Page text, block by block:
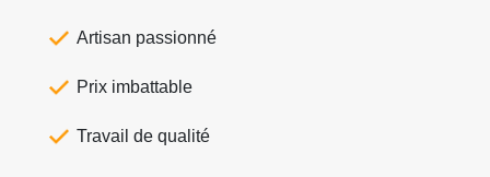
Artisan passionné
Prix imbattable
Travail de qualité